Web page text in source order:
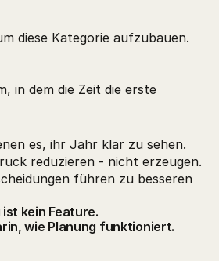
diese Kategorie aufzubauen.
in dem die Zeit die erste
es, ihr Jahr klar zu sehen.
reduzieren - nicht erzeugen.
führen zu besseren
kein Feature.
wie Planung funktioniert.